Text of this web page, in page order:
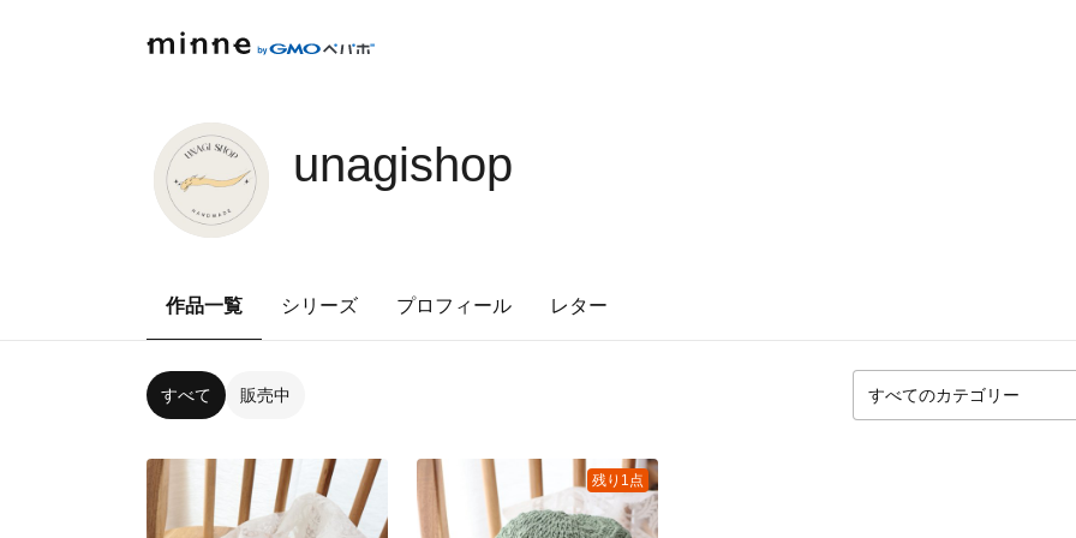
unagishop
作品一覧 シリーズ プロフィール レター
すべて 販売中
残り1点